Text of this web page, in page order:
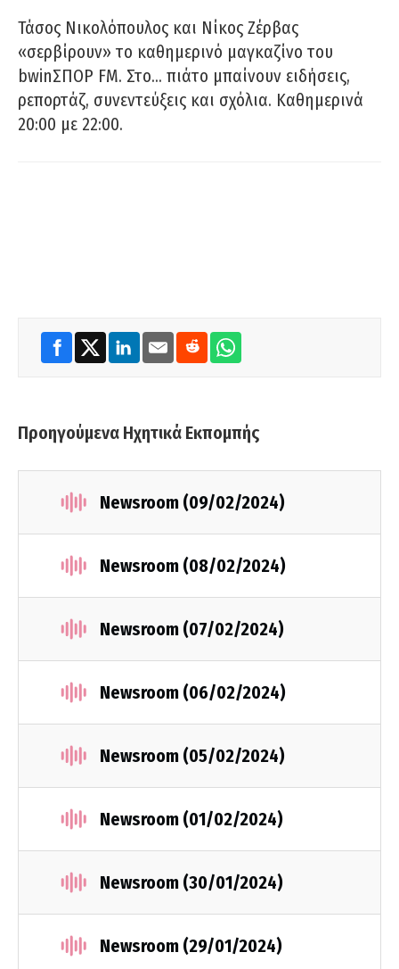
Τάσος Νικολόπουλος και Νίκος Ζέρβας
«σερβίρουν» το καθημερινό μαγκαζίνο του
bwinΣΠΟΡ FM. Στο… πιάτο μπαίνουν ειδήσεις,
ρεπορτάζ, συνεντεύξεις και σχόλια. Καθημερινά
20:00 με 22:00.
Προηγούμενα Ηχητικά Εκπομπής
Newsroom (09/02/2024)
Newsroom (08/02/2024)
Newsroom (07/02/2024)
Newsroom (06/02/2024)
Newsroom (05/02/2024)
Newsroom (01/02/2024)
Newsroom (30/01/2024)
Newsroom (29/01/2024)